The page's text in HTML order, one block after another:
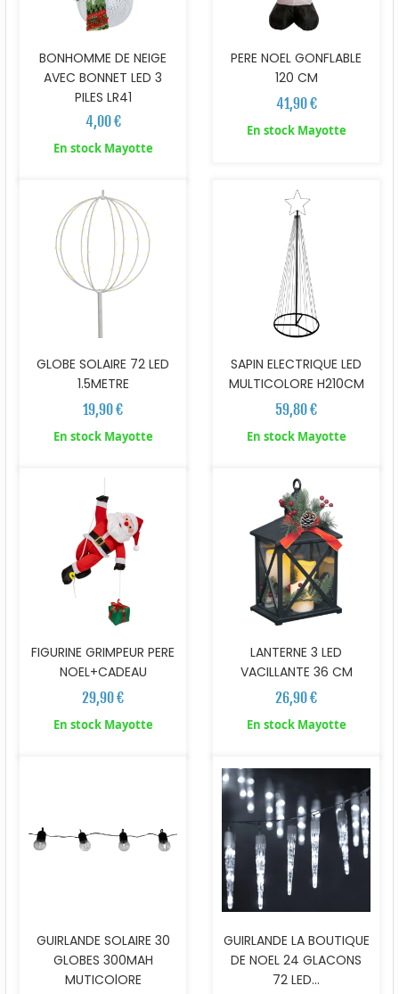
BONHOMME DE NEIGE
AVEC BONNET LED 3
PILES LR41
4,00 €
En stock Mayotte
PERE NOEL GONFLABLE
120 CM
41,90 €
En stock Mayotte
GLOBE SOLAIRE 72 LED
1.5METRE
19,90 €
En stock Mayotte
SAPIN ELECTRIQUE LED
MULTICOLORE H210CM
59,80 €
En stock Mayotte
FIGURINE GRIMPEUR PERE
NOEL+CADEAU
29,90 €
En stock Mayotte
LANTERNE 3 LED
VACILLANTE 36 CM
26,90 €
En stock Mayotte
GUIRLANDE SOLAIRE 30
GLOBES 300MAH
MUTICOlORE
GUIRLANDE LA BOUTIQUE
DE NOEL 24 GLACONS
72 LED...